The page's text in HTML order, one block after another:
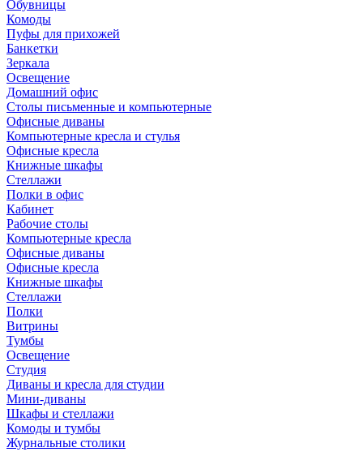
Обувницы
Комоды
Пуфы для прихожей
Банкетки
Зеркала
Освещение
Домашний офис
Столы письменные и компьютерные
Офисные диваны
Компьютерные кресла и стулья
Офисные кресла
Книжные шкафы
Стеллажи
Полки в офис
Кабинет
Рабочие столы
Компьютерные кресла
Офисные диваны
Офисные кресла
Книжные шкафы
Стеллажи
Полки
Витрины
Тумбы
Освещение
Студия
Диваны и кресла для студии
Мини-диваны
Шкафы и стеллажи
Комоды и тумбы
Журнальные столики